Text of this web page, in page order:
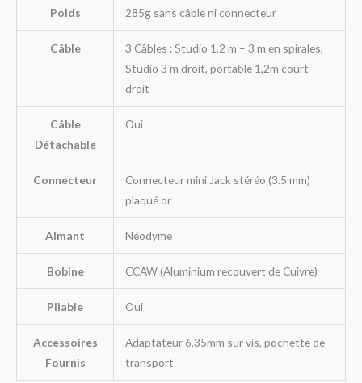
Poids 285g sans câble ni connecteur
Câble
3 Câbles : Studio 1,2 m – 3 m en spirales,
Studio 3 m droit, portable 1,2m court
droit
Câble
Détachable
Oui
Connecteur
Connecteur mini Jack stéréo (3.5 mm)
plaqué or
Aimant Néodyme
Bobine CCAW (Aluminium recouvert de Cuivre)
Pliable Oui
Accessoires
Fournis
Adaptateur 6,35mm sur vis, pochette de
transport